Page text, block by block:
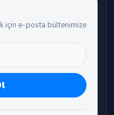
için e-posta bültenimize